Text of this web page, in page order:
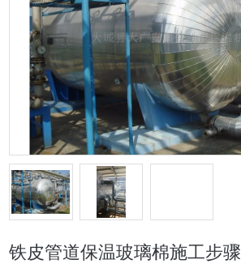
铁皮管道保温玻璃棉施工步骤